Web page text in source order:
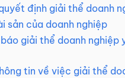
định giải thể doanh
sản của doanh nghiệp
giải thể doanh
tin về việc giải thể